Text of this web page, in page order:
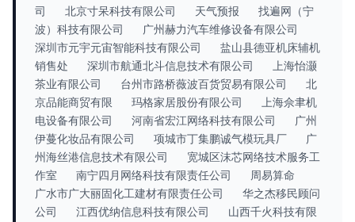
司
北京寸呆科技有限公司 天气预报
找遍网（宁
波）科技有限公司
广州赫力汽车维修设备有限公司
深圳市元宇元宙智能科技有限公司
盐山县德亚机床辅机
销售处
深圳市航通北斗信息技术有限公司
上海怡灏
茶业有限公司
台州市路桥薇波百货贸易有限公司
北
京品能商贸有限
玛格家居股份有限公司
上海佘聿机
电设备有限公司
河南省宏江网络科技有限公司
广州
伊蔓化妆品有限公司
项城市丁集鹏诚气模玩具厂
广
州海丝港信息技术有限公司
宽城区沫芯网络技术服务工
作室
南宁四月网络科技有限责任公司
周易算命
广水市广大丽固化工建材有限责任公司
华之杰移民顾问
公司
江西优纳信息科技有限公司
山西千火科技有限